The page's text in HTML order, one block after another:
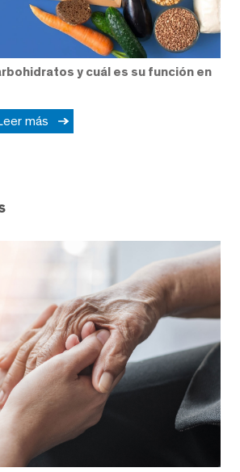
y cuál es su función en
más